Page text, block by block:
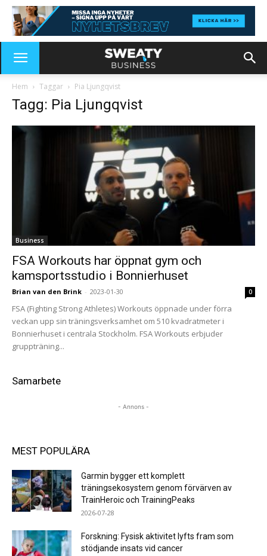
Hem Taggar Pia Ljungqvist
Tagg: Pia Ljungqvist
Business
FSA Workouts har öppnat gym och
kamsportsstudio i Bonnierhuset
Brian van den Brink - 2023-01-30 0
FSA (Fighting Strong Athletes) Workouts öppnade under förra
veckan upp sin träningsverksamhet om 510 kvadratmeter i
Bonnierhuset i centrala Stockholm. FSA Workouts erbjuder
gruppträning...
Samarbete
- Annons -
MEST POPULÄRA
Garmin bygger ett komplett
träningsekosystem genom förvärven av
TrainHeroic och TrainingPeaks
2026-07-28
Forskning: Fysisk aktivitet lyfts fram som
stödjande insats vid cancer